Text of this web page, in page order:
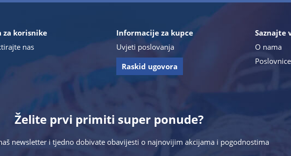
za korisnike
nas
Informacije za kupce
Uvjeti poslovanja
Raskid ugovora
Saznajte
O nama
Poslovnice
Želite prvi primiti super ponude?
newsletter i tjedno dobivate obavijesti o najnovijim akcijama i pogodnostima